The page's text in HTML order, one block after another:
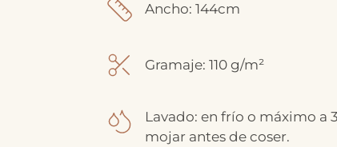
Ancho: 144cm
Gramaje: 110 g/m²
Lavado: en frío o máximo a
mojar antes de coser.